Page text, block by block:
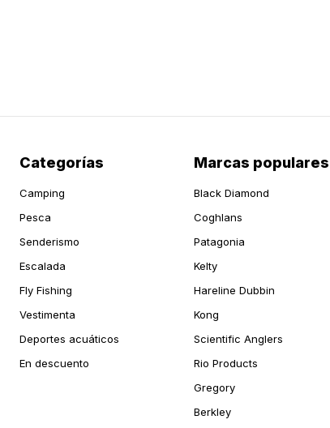
Categorías
Camping
Pesca
Senderismo
Escalada
Fly Fishing
Vestimenta
Deportes acuáticos
En descuento
Marcas populares
Black Diamond
Coghlans
Patagonia
Kelty
Hareline Dubbin
Kong
Scientific Anglers
Rio Products
Gregory
Berkley